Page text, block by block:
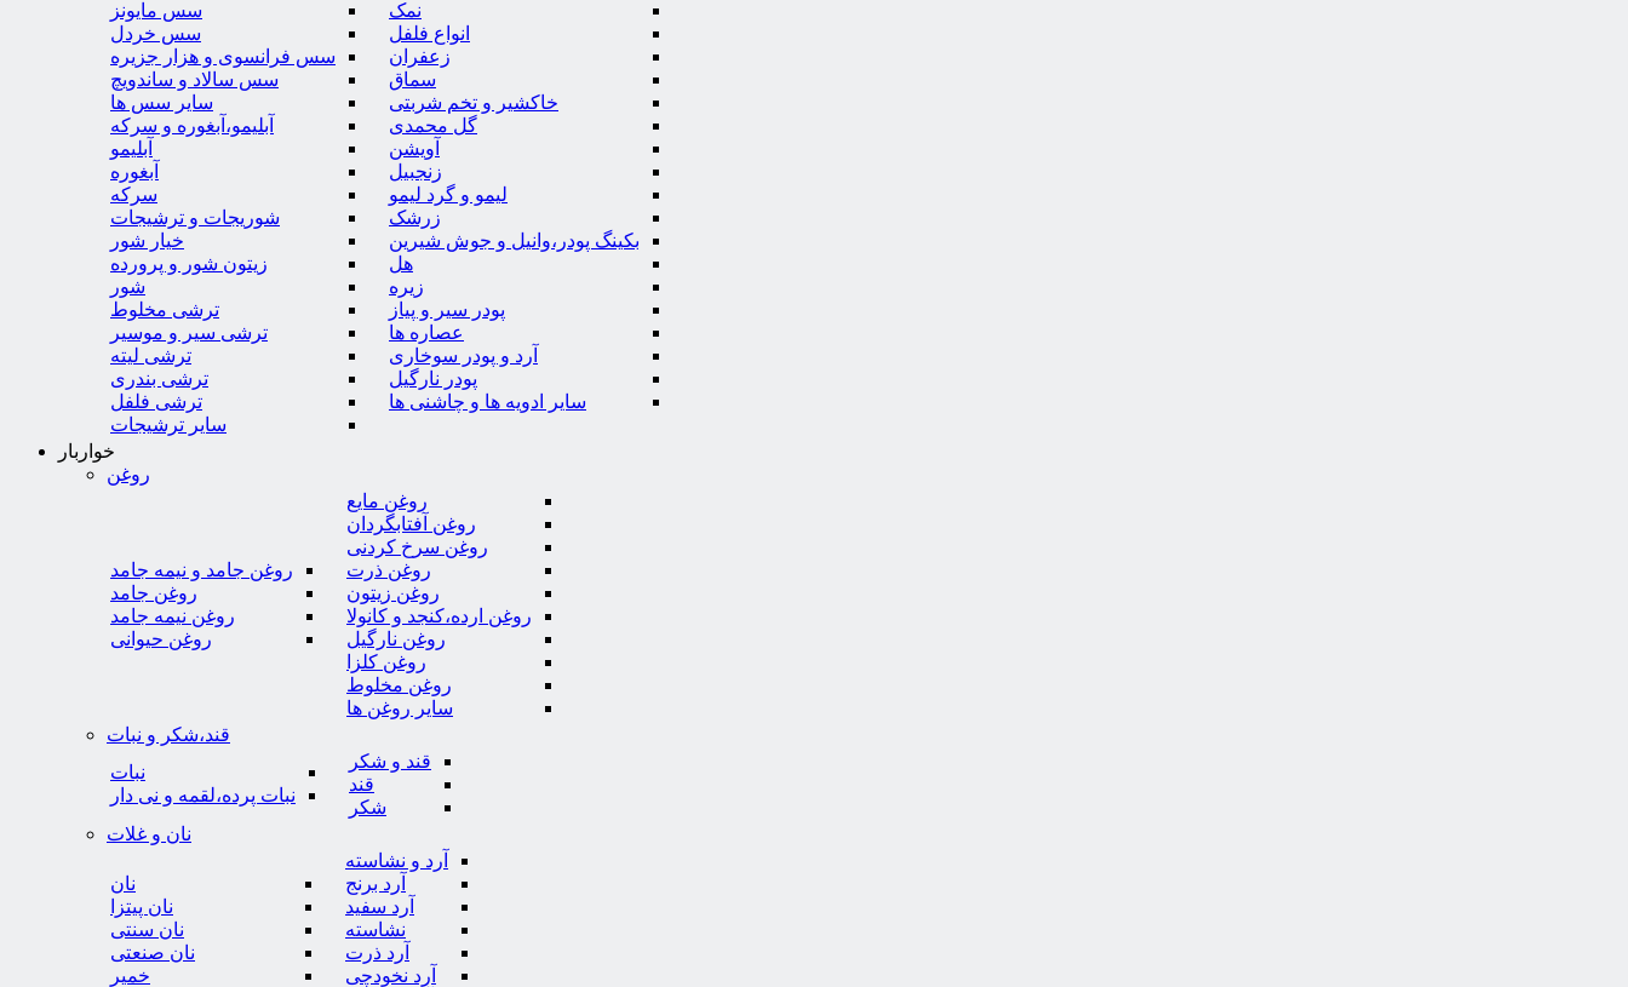
نمک
انواع فلفل
زعفران
سماق
خاکشیر و تخم شربتی
گل محمدی
آویشن
زنجبیل
لیمو و گرد لیمو
زرشک
بکینگ پودر،وانیل و جوش شیرین
هل
زیره
پودر سیر و پیاز
عصاره ها
آرد و پودر سوخاری
پودر نارگیل
سایر ادویه ها و چاشنی ها
سس مایونز
سس خردل
سس فرانسوی و هزار جزیره
سس سالاد و ساندویچ
سایر سس ها
آبلیمو،آبغوره و سرکه
آبلیمو
آبغوره
سرکه
شوریجات و ترشیجات
خیار شور
زیتون شور و پرورده
شور
ترشی مخلوط
ترشی سیر و موسیر
ترشی لیته
ترشی بندری
ترشی فلفل
سایر ترشیجات
خواربار
روغن
روغن مایع
روغن آفتابگردان
روغن سرخ کردنی
روغن ذرت
روغن زیتون
روغن ارده،کنجد و کانولا
روغن نارگیل
روغن کلزا
روغن مخلوط
سایر روغن ها
روغن جامد و نیمه جامد
روغن جامد
روغن نیمه جامد
روغن حیوانی
قند،شکر و نبات
قند و شکر
قند
شکر
نبات
نبات پرده،لقمه و نی دار
نان و غلات
آرد و نشاسته
آرد برنج
آرد سفید
نشاسته
آرد ذرت
آرد نخودچی
نان
نان پیتزا
نان سنتی
نان صنعتی
خمیر